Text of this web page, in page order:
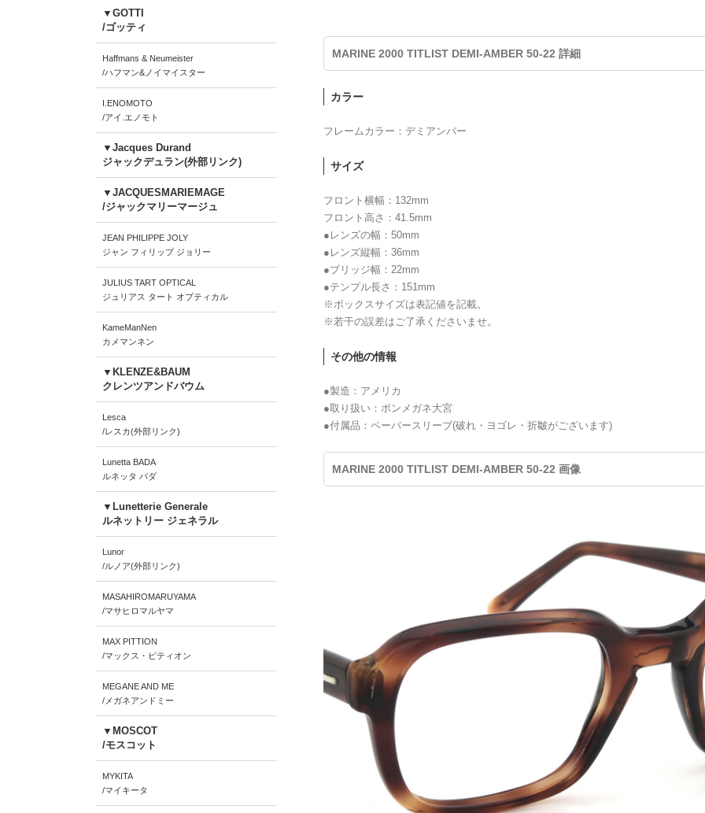
MARINE 2000 TITLIST DEMI-AMBER 50-22 詳細
カラー
フレームカラー：デミアンバー
サイズ
フロント横幅：132mm
フロント高さ：41.5mm
●レンズの幅：50mm
●レンズ縦幅：36mm
●ブリッジ幅：22mm
●テンプル長さ：151mm
※ボックスサイズは表記値を記載。
※若干の誤差はご了承くださいませ。
その他の情報
●製造：アメリカ
●取り扱い：ポンメガネ大宮
●付属品：ペーパースリーブ(破れ・ヨゴレ・折皺がございます)
MARINE 2000 TITLIST DEMI-AMBER 50-22 画像
▼GOTTI
/ゴッティ
Haffmans & Neumeister
/ハフマン&ノイマイスター
I.ENOMOTO
/アイ.エノモト
▼Jacques Durand
ジャックデュラン(外部リンク)
▼JACQUESMARIEMAGE
/ジャックマリーマージュ
JEAN PHILIPPE JOLY
ジャン フィリップ ジョリー
JULIUS TART OPTICAL
ジュリアス タート オプティカル
KameManNen
カメマンネン
▼KLENZE&BAUM
クレンツアンドバウム
Lesca
/レスカ(外部リンク)
Lunetta BADA
ルネッタ バダ
▼Lunetterie Generale
ルネットリー ジェネラル
Lunor
/ルノア(外部リンク)
MASAHIROMARUYAMA
/マサヒロマルヤマ
MAX PITTION
/マックス・ピティオン
MEGANE AND ME
/メガネアンドミー
▼MOSCOT
/モスコット
MYKITA
/マイキータ